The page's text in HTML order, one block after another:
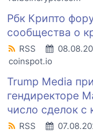
Рбк Крипто
сообщества о
RSS
coinspot.io
Trump Media
гендиректоре
число сделок с
RSS